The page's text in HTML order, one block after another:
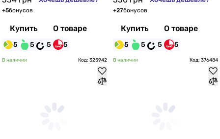
+5бонусов
Купить О товаре
5 5 5 5
+27бонусов
Купить О товаре
5 5 5 5
В наличии Код: 325942 В наличии Код: 376484